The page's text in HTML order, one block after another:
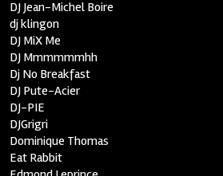
DJ Jean-Michel Boire
dj klingon
DJ MiX Me
DJ Mmmmmmhh
Dj No Breakfast
DJ Pute-Acier
DJ-PIE
DJGrigri
Dominique Thomas
Eat Rabbit